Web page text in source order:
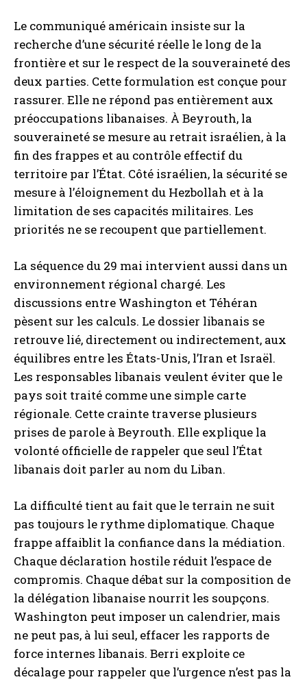
Le communiqué américain insiste sur la
recherche d’une sécurité réelle le long de la
frontière et sur le respect de la souveraineté des
deux parties. Cette formulation est conçue pour
rassurer. Elle ne répond pas entièrement aux
préoccupations libanaises. À Beyrouth, la
souveraineté se mesure au retrait israélien, à la
fin des frappes et au contrôle effectif du
territoire par l’État. Côté israélien, la sécurité se
mesure à l’éloignement du Hezbollah et à la
limitation de ses capacités militaires. Les
priorités ne se recoupent que partiellement.
La séquence du 29 mai intervient aussi dans un
environnement régional chargé. Les
discussions entre Washington et Téhéran
pèsent sur les calculs. Le dossier libanais se
retrouve lié, directement ou indirectement, aux
équilibres entre les États-Unis, l’Iran et Israël.
Les responsables libanais veulent éviter que le
pays soit traité comme une simple carte
régionale. Cette crainte traverse plusieurs
prises de parole à Beyrouth. Elle explique la
volonté officielle de rappeler que seul l’État
libanais doit parler au nom du Liban.
La difficulté tient au fait que le terrain ne suit
pas toujours le rythme diplomatique. Chaque
frappe affaiblit la confiance dans la médiation.
Chaque déclaration hostile réduit l’espace de
compromis. Chaque débat sur la composition de
la délégation libanaise nourrit les soupçons.
Washington peut imposer un calendrier, mais
ne peut pas, à lui seul, effacer les rapports de
force internes libanais. Berri exploite ce
décalage pour rappeler que l’urgence n’est pas la